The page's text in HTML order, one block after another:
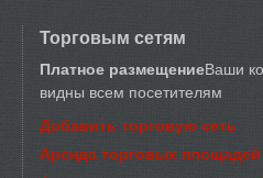
Торговым сетям
Платное размещениеВаши
видны всем посетителям
Добавить торговую сеть
Аренда торговых площадей